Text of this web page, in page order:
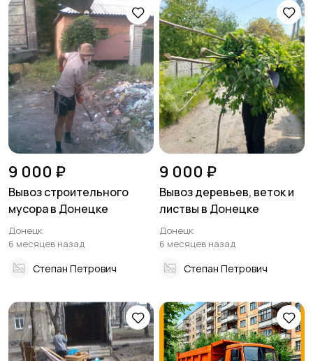
9 000 ₽
Вывоз строительного
мусора в Донецке
Донецк
6 месяцев назад
Степан Петрович
9 000 ₽
Вывоз деревьев, веток и
листвы в Донецке
Донецк
6 месяцев назад
Степан Петрович